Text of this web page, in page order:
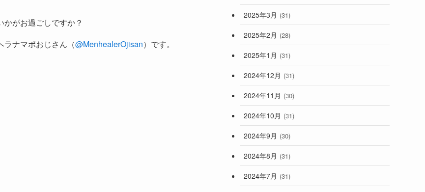
がお過ごしですか？
ラナマポおじさん（@MenhealerOjisan）です。
2025年3月 (31)
2025年2月 (28)
2025年1月 (31)
2024年12月 (31)
2024年11月 (30)
2024年10月 (31)
2024年9月 (30)
2024年8月 (31)
2024年7月 (31)